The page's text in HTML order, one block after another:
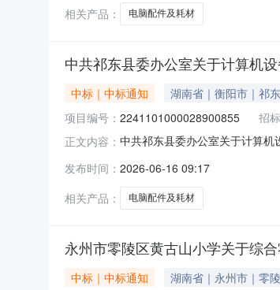
相关产品：
电脑配件及耗材
中共祁东县委办公室关于计算机
中标｜中标通知 湖南省｜衡阳市｜祁
项目编号： 2241101000028900855 招
正文内容： 中共祁东县委办公室关于计算
省衡阳市祁东县报价起止时间：
发布时间： 2026-06-16 09:17
相关产品：
电脑配件及耗材
永州市零陵区黄古山小学关于综
中标｜中标通知 湖南省｜永州市｜零